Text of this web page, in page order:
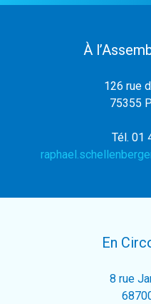
À
126 rue
75355
Tél. 01
En
8 rue